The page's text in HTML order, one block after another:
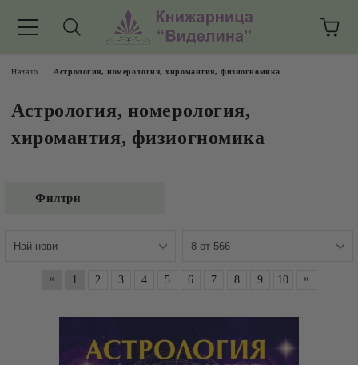
Начало Астрология, номерология, хиромантия, физиогномика
Астрология, номерология,
хиромантия, физиогномика
Филтри
« 1 2 3 4 5 6 7 8 9 10 »